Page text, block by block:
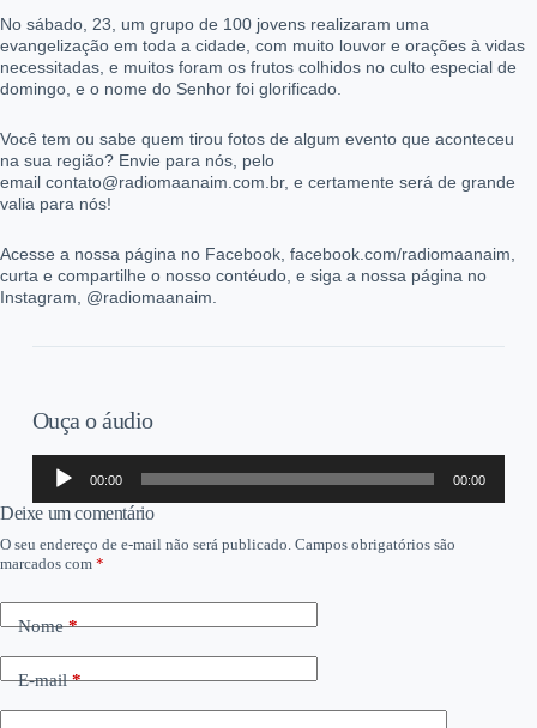
No sábado, 23, um grupo de 100 jovens realizaram uma
evangelização em toda a cidade, com muito louvor e orações à vidas
necessitadas, e muitos foram os frutos colhidos no culto especial de
domingo, e o nome do Senhor foi glorificado.
Você tem ou sabe quem tirou fotos de algum evento que aconteceu
na sua região? Envie para nós, pelo
email contato@radiomaanaim.com.br, e certamente será de grande
valia para nós!
Acesse a nossa página no Facebook, facebook.com/radiomaanaim,
curta e compartilhe o nosso contéudo, e siga a nossa página no
Instagram, @radiomaanaim.
Ouça o áudio
Tocador
áudio
00:00 00:00
Deixe um comentário
O seu endereço de e-mail não será publicado. Campos obrigatórios são
marcados com *
Nome*
E-mail*